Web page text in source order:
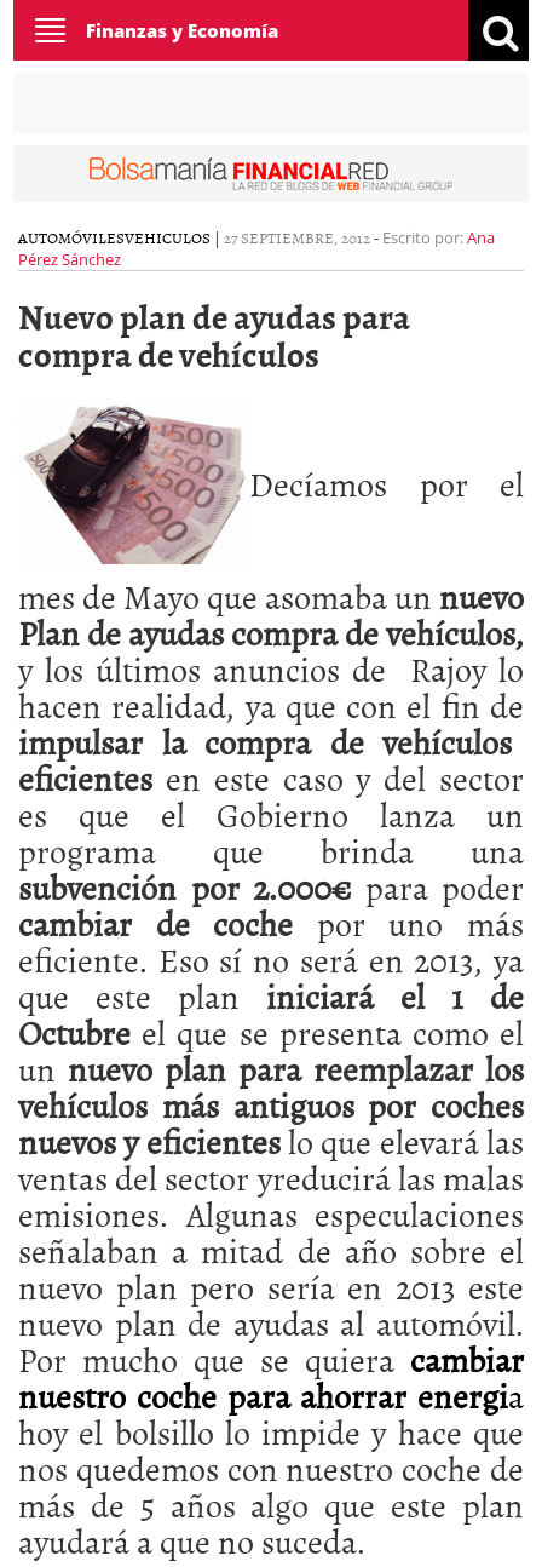
Toggle
navigation
Finanzas y Economía
AUTOMÓVILESVEHICULOS | 27 SEPTIEMBRE, 2012- Escrito por:Ana
Pérez Sánchez
Nuevo plan de ayudas para
compra de vehículos
Decíamos por el
mes de Mayo que asomaba unnuevo
Plan de ayudas compra de vehículos,
y los últimos anuncios de Rajoy lo
hacen realidad, ya que con el fin de
impulsar la compra de vehículos
eficientes en este caso y del sector
es que el Gobierno lanza un
programa que brinda una
subvención por 2.000€ para poder
cambiar de coche por uno más
eficiente. Eso sí no será en 2013, ya
que este plan iniciará el 1 de
Octubre el que se presenta como el
un nuevo plan para reemplazar los
vehículos más antiguos por coches
nuevos y eficienteslo que elevará las
ventas del sector yreducirá las malas
emisiones. Algunas especulaciones
señalaban a mitad de año sobre el
nuevo plan pero sería en 2013 este
nuevo plan de ayudas al automóvil.
Por mucho que se quiera cambiar
nuestro coche para ahorrar energia
hoy el bolsillo lo impide y hace que
nos quedemos con nuestro coche de
más de 5 años algo que este plan
ayudará a que no suceda.